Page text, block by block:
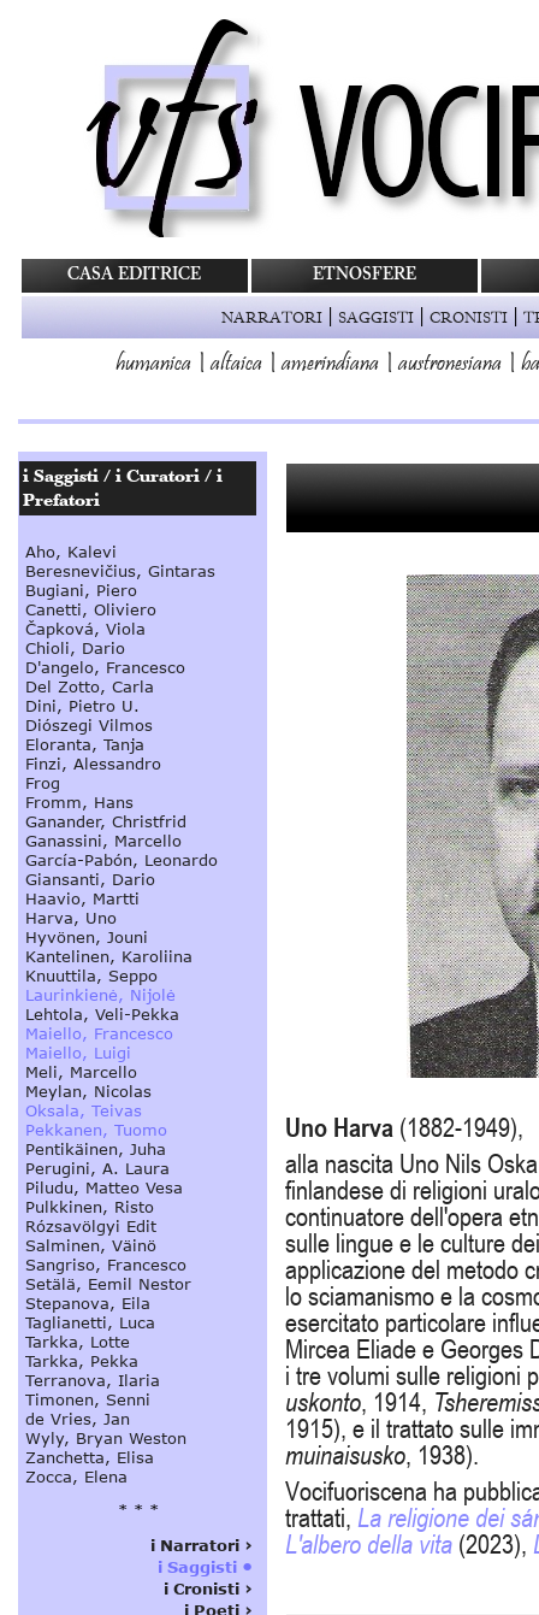
CASA EDITRICE ETNOSFERE
NARRATORI | SAGGISTI | CRONISTI |
humanica |altaica |amerindiana |austronesiana |
Uno Harva (1882-1949),
alla nascita Uno Nils
finlandese di religioni
continuatore dell'opera
sulle lingue e le culture
applicazione del metodo
lo sciamanismo e la
esercitato particolare
Mircea Eliade e Georges
i tre volumi sulle religioni
uskonto, 1914,
1915), e il trattato sulle
muinaisusko, 1938).
Vocifuoriscena ha
trattati, La religione dei
L'albero della vita (2023),